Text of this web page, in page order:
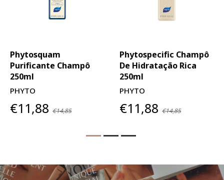
Phytosquam
Purificante Champô
250ml
PHYTO
€11,88 €14,85
Phytospecific Champô
De Hidratação Rica
250ml
PHYTO
€11,88 €14,85